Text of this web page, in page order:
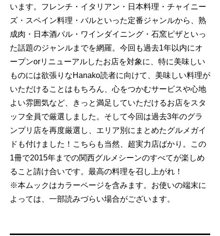
います。フレンチ・イタリアン・日本料理・チャイニー
ズ・スペイン料理・バルといった定番ジャンルから、熟
成肉・日本酒バル・ワインダイニング・石窯ピザといっ
た話題のジャンルまでを網羅。今回も過去1年以内にオ
ープンorリニューアルしたお店を対象に、特に美味しい
ものには欲張りなHanako読者に向けて、美味しい料理が
いただけることはもちろん、心をつかむサービスや心地
よい雰囲気など、きっと満足していただけるお店をスタ
ッフ全員で厳選しました。そして今回は過去3年のグラ
ンプリ店を再度厳選し、エリア別にまとめたグルメガイ
ドも付けました！こちらも当然、超実力店ばかり。この
1冊で2015年までの関西グルメシーンのすべてが楽しめ
ること請け合いです。最高の料理を召し上がれ！
※本ムックはカラーページを含みます。お使いの端末に
よっては、一部読みづらい場合がございます。